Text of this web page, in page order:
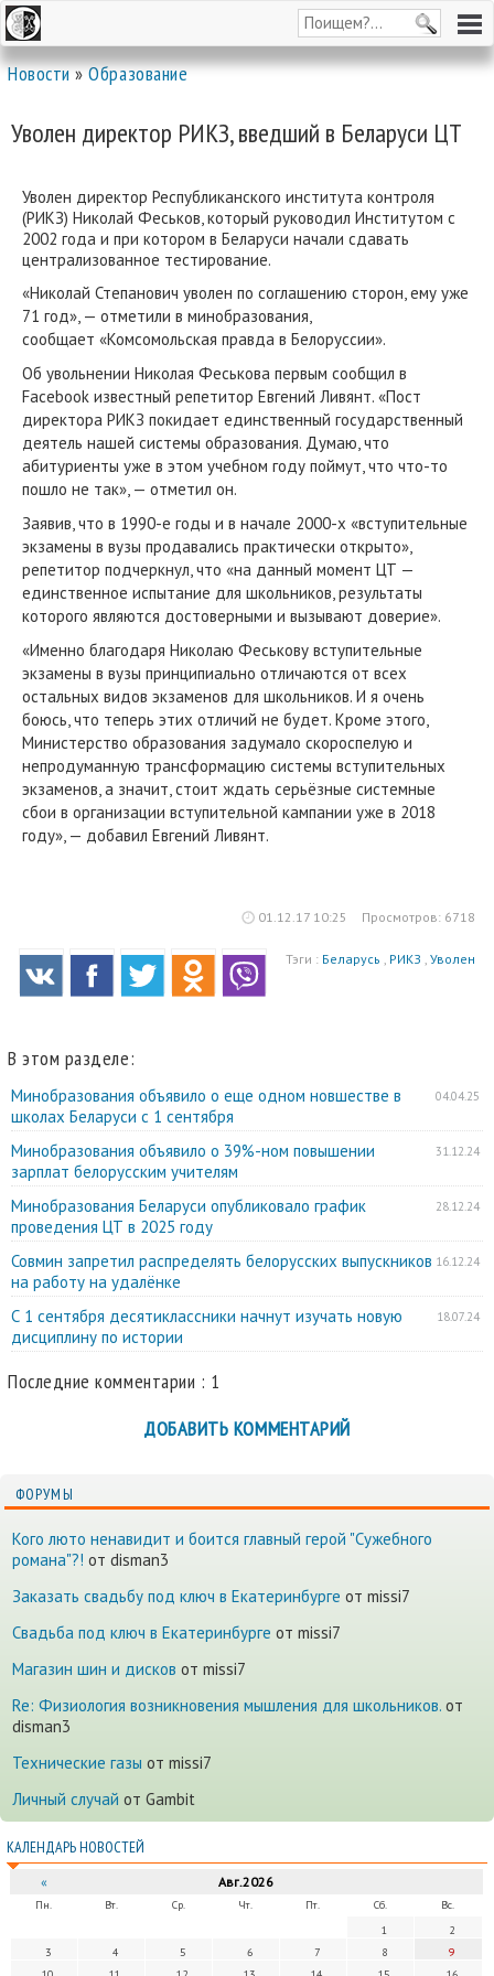
Новости»Образование
Уволен директор РИКЗ, введший в Беларуси ЦТ
Уволен директор Республиканского института контроля
(РИКЗ) Николай Феськов, который руководил Институтом с
2002 года и при котором в Беларуси начали сдавать
централизованное тестирование.
«Николай Степанович уволен по соглашению сторон, ему уже
71 год», — отметили в минобразования,
сообщает «Комсомольская правда в Белоруссии».
Об увольнении Николая Феськова первым сообщил в
Facebook известный репетитор Евгений Ливянт. «Пост
директора РИКЗ покидает единственный государственный
деятель нашей системы образования. Думаю, что
абитуриенты уже в этом учебном году поймут, что что-то
пошло не так», — отметил он.
Заявив, что в 1990-е годы и в начале 2000-х «вступительные
экзамены в вузы продавались практически открыто»,
репетитор подчеркнул, что «на данный момент ЦТ —
единственное испытание для школьников, результаты
которого являются достоверными и вызывают доверие».
«Именно благодаря Николаю Феськову вступительные
экзамены в вузы принципиально отличаются от всех
остальных видов экзаменов для школьников. И я очень
боюсь, что теперь этих отличий не будет. Кроме этого,
Министерство образования задумало скороспелую и
непродуманную трансформацию системы вступительных
экзаменов, а значит, стоит ждать серьёзные системные
сбои в организации вступительной кампании уже в 2018
году», — добавил Евгений Ливянт.
01.12.17 10:25 Просмотров: 6718
Тэги : Беларусь , РИКЗ , Уволен
В этом разделе:
04.04.25
Минобразования объявило о еще одном новшестве в
школах Беларуси с 1 сентября
31.12.24
Минобразования объявило о 39%-ном повышении
зарплат белорусским учителям
28.12.24
Минобразования Беларуси опубликовало график
проведения ЦТ в 2025 году
16.12.24
Совмин запретил распределять белорусских выпускников
на работу на удалёнке
18.07.24
С 1 сентября десятиклассники начнут изучать новую
дисциплину по истории
Последние комментарии : 1
ДОБАВИТЬ КОММЕНТАРИЙ
ФОРУМЫ
Кого люто ненавидит и боится главный герой "Сужебного
романа"?! от disman3
Заказать свадьбу под ключ в Екатеринбурге от missi7
Cвадьба под ключ в Екатеринбурге от missi7
Магазин шин и дисков от missi7
Re: Физиология возникновения мышления для школьников. от
disman3
Технические газы от missi7
Личный случай от Gambit
КАЛЕНДАРЬ НОВОСТЕЙ
« Авг.2026
Пн. Вт. Ср. Чт. Пт. Сб.
Вс.
1
2
3
4 5 6 7 8
9